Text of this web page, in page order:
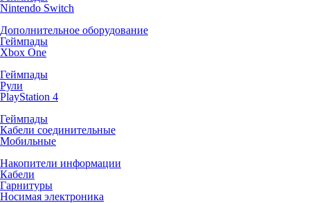
Nintendo Switch
Дополнительное оборудование
Геймпады
Xbox One
Геймпады
Рули
PlayStation 4
Геймпады
Кабели соединительные
Мобильные
Накопители информации
Кабели
Гарнитуры
Носимая электроника